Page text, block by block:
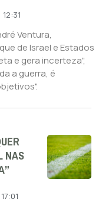
12:31
Ventura,
de Israel e Estados
e gera incerteza",
a guerra, é
NAS
17:01